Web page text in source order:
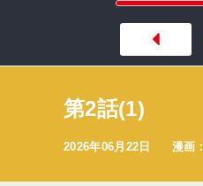
第2話(1)
2026年06月22日 漫画：